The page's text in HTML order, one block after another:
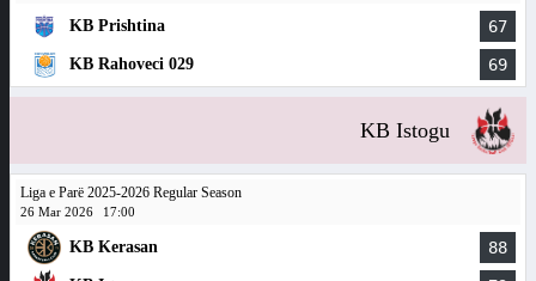
KB Prishtina 67
KB Rahoveci 029 69
KB Istogu
Liga e Parë 2025-2026 Regular Season
26 Mar 2026 17:00
KB Kerasan 88